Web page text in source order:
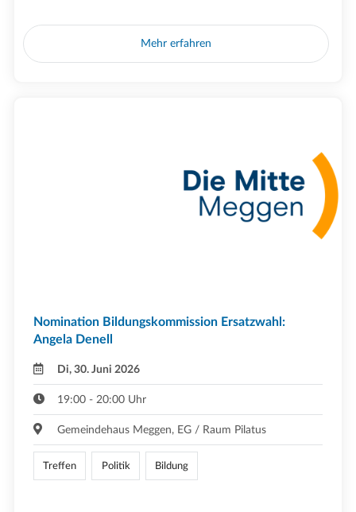
Mehr erfahren
Nomination Bildungskommission Ersatzwahl:
Angela Denell
Di, 30. Juni 2026
19:00 - 20:00 Uhr
Gemeindehaus Meggen, EG / Raum Pilatus
Treffen Politik Bildung